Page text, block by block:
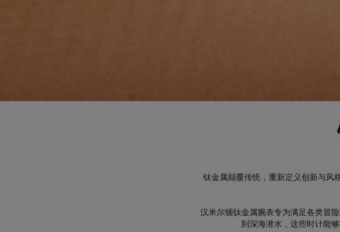
钛金属颠覆传统，重新定义创新与风
汉米尔顿钛金属腕表专为满足各类冒
到深海潜水，这些时计能